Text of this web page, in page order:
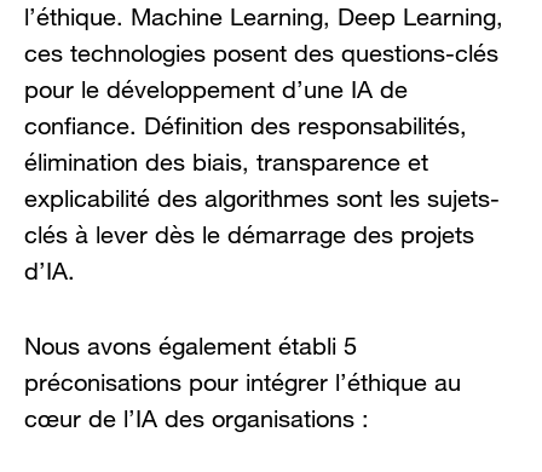
l’éthique. Machine Learning, Deep Learning,
ces technologies posent des questions-clés
pour le développement d’une IA de
confiance. Définition des responsabilités,
élimination des biais, transparence et
explicabilité des algorithmes sont les sujets-
clés à lever dès le démarrage des projets
d’IA.
Nous avons également établi 5
préconisations pour intégrer l’éthique au
cœur de l’IA des organisations :